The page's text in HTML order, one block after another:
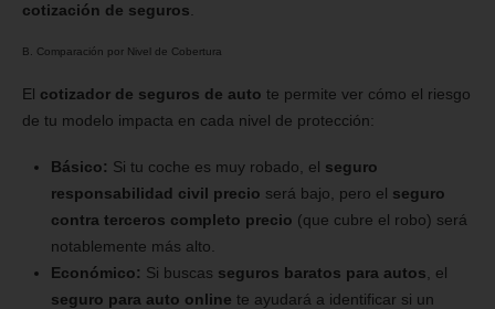
cotización de seguros
B. Comparación por Nivel de Cobertura
El cotizador de seguros de auto te permite ver cómo el riesgo
de tu modelo impacta en cada nivel de protección:
Básico: Si tu coche es muy robado, el seguro
responsabilidad civil precio será bajo, pero el seguro
contra terceros completo precio (que cubre el robo) será
notablemente más alto.
Económico: Si buscas seguros baratos para autos , el
seguro para auto online te ayudará a identificar si un